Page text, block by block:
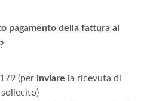
pagamento della fattura al
(per inviare la ricevuta di